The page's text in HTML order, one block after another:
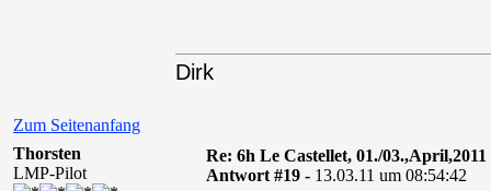
Zum Seitenanfang
Dirk
Thorsten
LMP-Pilot
Re: 6h Le Castellet, 01./03.,April,2011
Antwort #19 - 13.03.11 um 08:54:42